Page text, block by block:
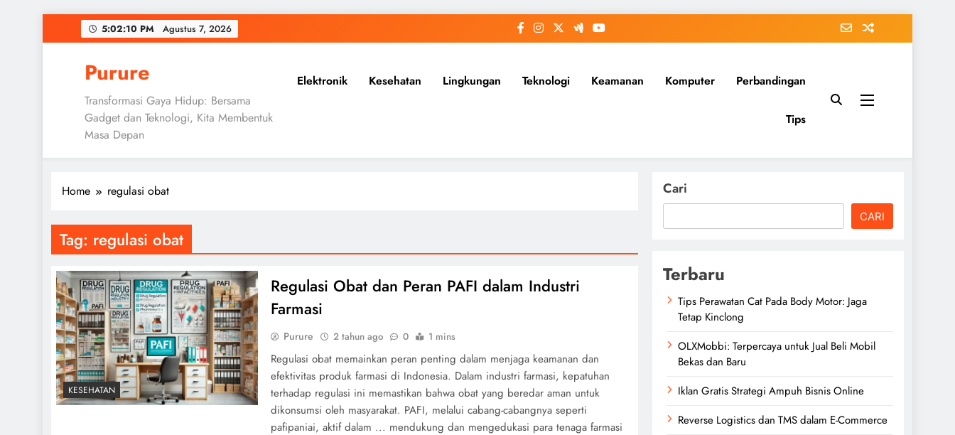
to
5:02:11 PM Agustus 7, 2026
Purure
Transformasi Gaya Hidup: Bersama
Gadget dan Teknologi, Kita Membentuk
Masa Depan
Elektronik Kesehatan Lingkungan Teknologi Keamanan Komputer Perbandingan
Tips
Home regulasi obat
Tag: regulasi obat
KESEHATAN
Regulasi Obat dan Peran PAFI dalam Industri
Farmasi
Purure 2 tahun ago 0 1 mins
Regulasi obat memainkan peran penting dalam menjaga keamanan dan
efektivitas produk farmasi di Indonesia. Dalam industri farmasi, kepatuhan
terhadap regulasi ini memastikan bahwa obat yang beredar aman untuk
dikonsumsi oleh masyarakat. PAFI, melalui cabang-cabangnya seperti
pafipaniai, aktif dalam ... mendukung dan mengedukasi para tenaga farmasi
Cari
CARI
Terbaru
Tips Perawatan Cat Pada Body Motor: Jaga
Tetap Kinclong
OLXMobbi: Terpercaya untuk Jual Beli Mobil
Bekas dan Baru
Iklan Gratis Strategi Ampuh Bisnis Online
Reverse Logistics dan TMS dalam E-Commerce